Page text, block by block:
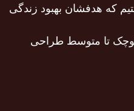
که هدفشان بهبود زندگی
تا متوسط طراحی